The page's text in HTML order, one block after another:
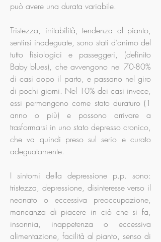
può avere una durata variabile.
Tristezza, irritabilità, tendenza al pianto,
sentirsi inadeguate, sono stati d’animo del
tutto fisiologici e passeggeri, (definito
Baby blues), che avvengono nel 70-80%
di casi dopo il parto, e passano nel giro
di pochi giorni. Nel 10% dei casi invece,
essi permangono come stato duraturo (1
anno o più) e possono arrivare a
trasformarsi in uno stato depresso cronico,
che va quindi preso sul serio e curato
adeguatamente.
I sintomi della depressione p.p. sono:
tristezza, depressione, disinteresse verso il
neonato o eccessiva preoccupazione,
mancanza di piacere in ciò che si fa,
insonnia, inappetenza o eccessiva
alimentazione, facilità al pianto, senso di